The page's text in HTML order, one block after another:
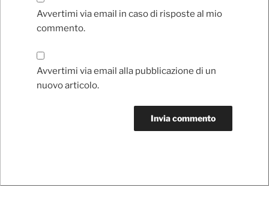
Avvertimi via email in caso di risposte al mio
commento.
Avvertimi via email alla pubblicazione di un
nuovo articolo.